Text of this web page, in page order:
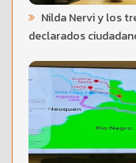
Nilda Nervi y los
declarados